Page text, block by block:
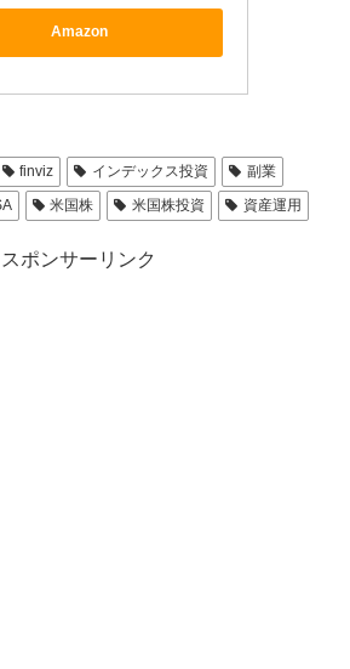
Amazon
finviz インデックス投資
副業
米国株 米国株投資 資産運用
スポンサーリンク